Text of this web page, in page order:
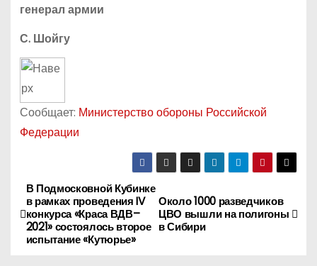
генерал армии
С. Шойгу
Сообщает: Министерство обороны Российской
Федерации
Н
а
Около 1000 разведчиков
ЦВО вышли на полигоны
в Сибири
В Подмосковной Кубинке
в рамках проведения IV
конкурса «Краса ВДВ–
2021» состоялось второе
испытание «Кутюрье»